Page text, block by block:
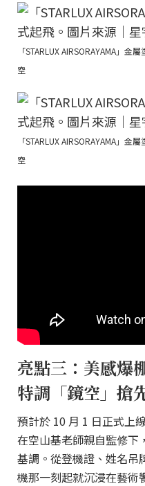
「STARLUX AIRSORAYAMA」
空
「STARLUX AIRSORAYAMA」
空
亮點三：美感爆
特調「鏡空」搶
預計於 10 月 1 日正式上
在空山基老師親自監修下
基調。從登機證、姓名吊
機那一刻起就沉浸在藝術